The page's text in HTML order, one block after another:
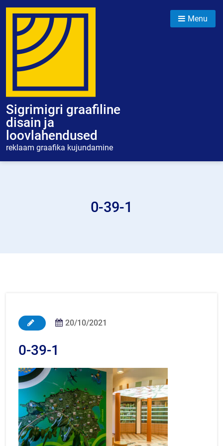
Skip
content
Sigrimigri graafiline
disain ja
loovlahendused
reklaam graafika kujundamine
Menu
0-39-1
20/10/2021
0-39-1